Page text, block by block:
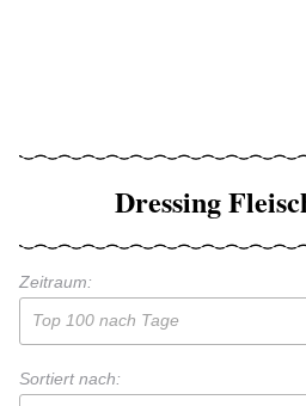
Dressing
Zeitraum:
Top 100 nach Tage
Sortiert nach: